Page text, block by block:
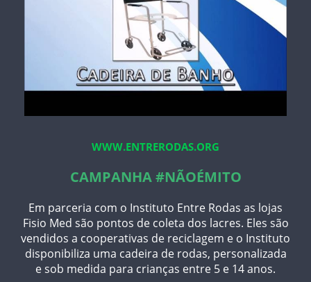
WWW.ENTRERODAS.ORG
CAMPANHA #NÃOÉMITO
Em parceria com o Instituto Entre Rodas as lojas
Fisio Med são pontos de coleta dos lacres. Eles são
vendidos a cooperativas de reciclagem e o Instituto
disponibiliza uma cadeira de rodas, personalizada
e sob medida para crianças entre 5 e 14 anos.